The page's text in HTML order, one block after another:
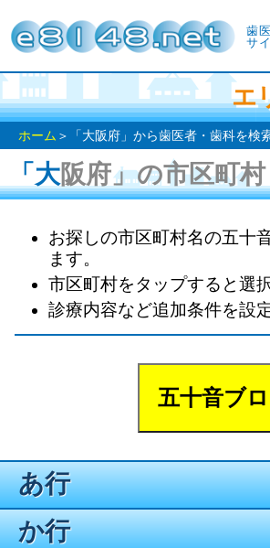
歯
サ
エ
ホーム ＞「大阪府」から歯医者・歯科を検
「大阪府」の市区町村
お探しの市区町村名の五十
ます。
市区町村をタップすると選
診療内容など追加条件を設
あ行
か行